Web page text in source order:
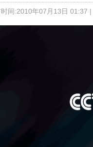
间:2010年07月13日 01:37 |